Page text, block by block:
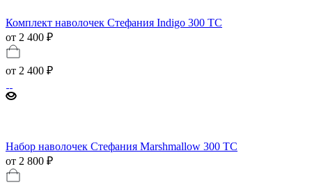
Комплект наволочек Стефания Indigo 300 TC
от 2 400 ₽
от 2 400 ₽
Набор наволочек Стефания Marshmallow 300 ТС
от 2 800 ₽